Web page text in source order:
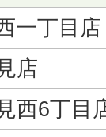
一丁目店
店
西6丁目